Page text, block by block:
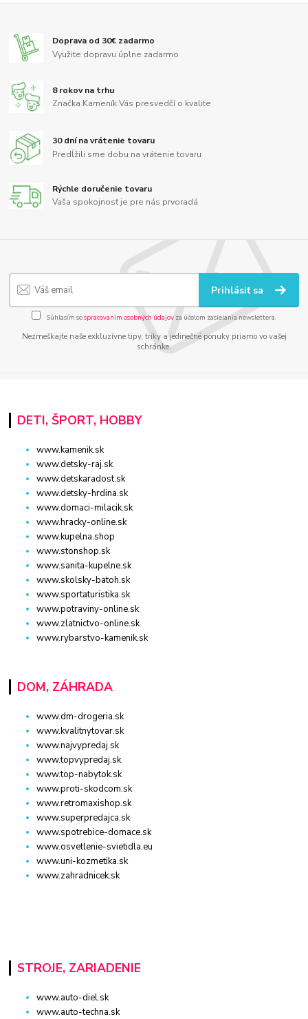
Doprava od 30€ zadarmo
Využite dopravu úplne zadarmo
8 rokov na trhu
Značka Kameník Vás presvedčí o kvalite
30 dní na vrátenie tovaru
Predĺžili sme dobu na vrátenie tovaru
Rýchle doručenie tovaru
Vaša spokojnosť je pre nás prvoradá
Prihlásiť sa
Súhlasím sospracovaním osobných údajov za účelom zasielania newslettera.
Nezmeškajte naše exkluzívne tipy, triky a jedinečné ponuky priamo vo vašej
schránke.
DETI, ŠPORT, HOBBY
www.kamenik.sk
www.detsky-raj.sk
www.detskaradost.sk
www.detsky-hrdina.sk
www.domaci-milacik.sk
www.hracky-online.sk
www.kupelna.shop
www.stonshop.sk
www.sanita-kupelne.sk
www.skolsky-batoh.sk
www.sportaturistika.sk
www.potraviny-online.sk
www.zlatnictvo-online.sk
www.rybarstvo-kamenik.sk
DOM, ZÁHRADA
www.dm-drogeria.sk
www.kvalitnytovar.sk
www.najvypredaj.sk
www.topvypredaj.sk
www.top-nabytok.sk
www.proti-skodcom.sk
www.retromaxishop.sk
www.superpredajca.sk
www.spotrebice-domace.sk
www.osvetlenie-svietidla.eu
www.uni-kozmetika.sk
www.zahradnicek.sk
STROJE, ZARIADENIE
www.auto-diel.sk
www.auto-techna.sk